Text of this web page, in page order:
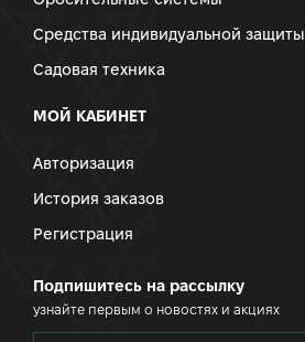
Средства индивидуальной защиты
Садовая техника
МОЙ КАБИНЕТ
Авторизация
История заказов
Регистрация
Подпишитесь на рассылку
узнайте первым о новостях и акциях